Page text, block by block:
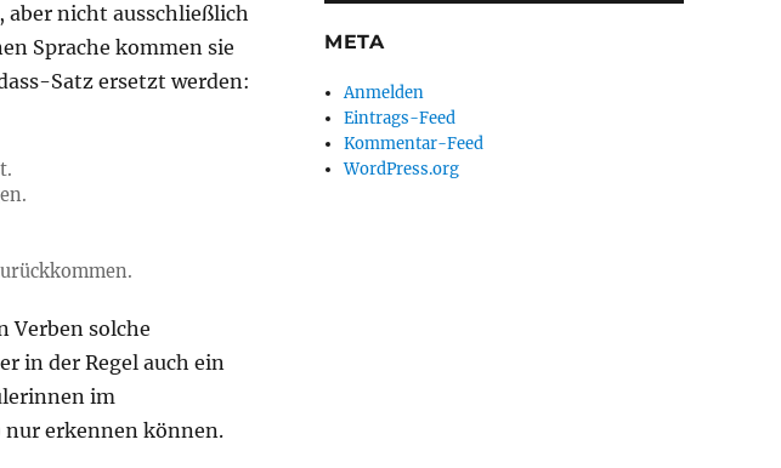
aber nicht ausschließlich
Sprache kommen sie
Satz ersetzt werden:
Verben solche
in der Regel auch ein
im
erkennen können.
META
Anmelden
Eintrags-Feed
Kommentar-Feed
WordPress.org